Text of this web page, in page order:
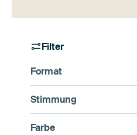
Filter
Format
Stimmung
Farbe